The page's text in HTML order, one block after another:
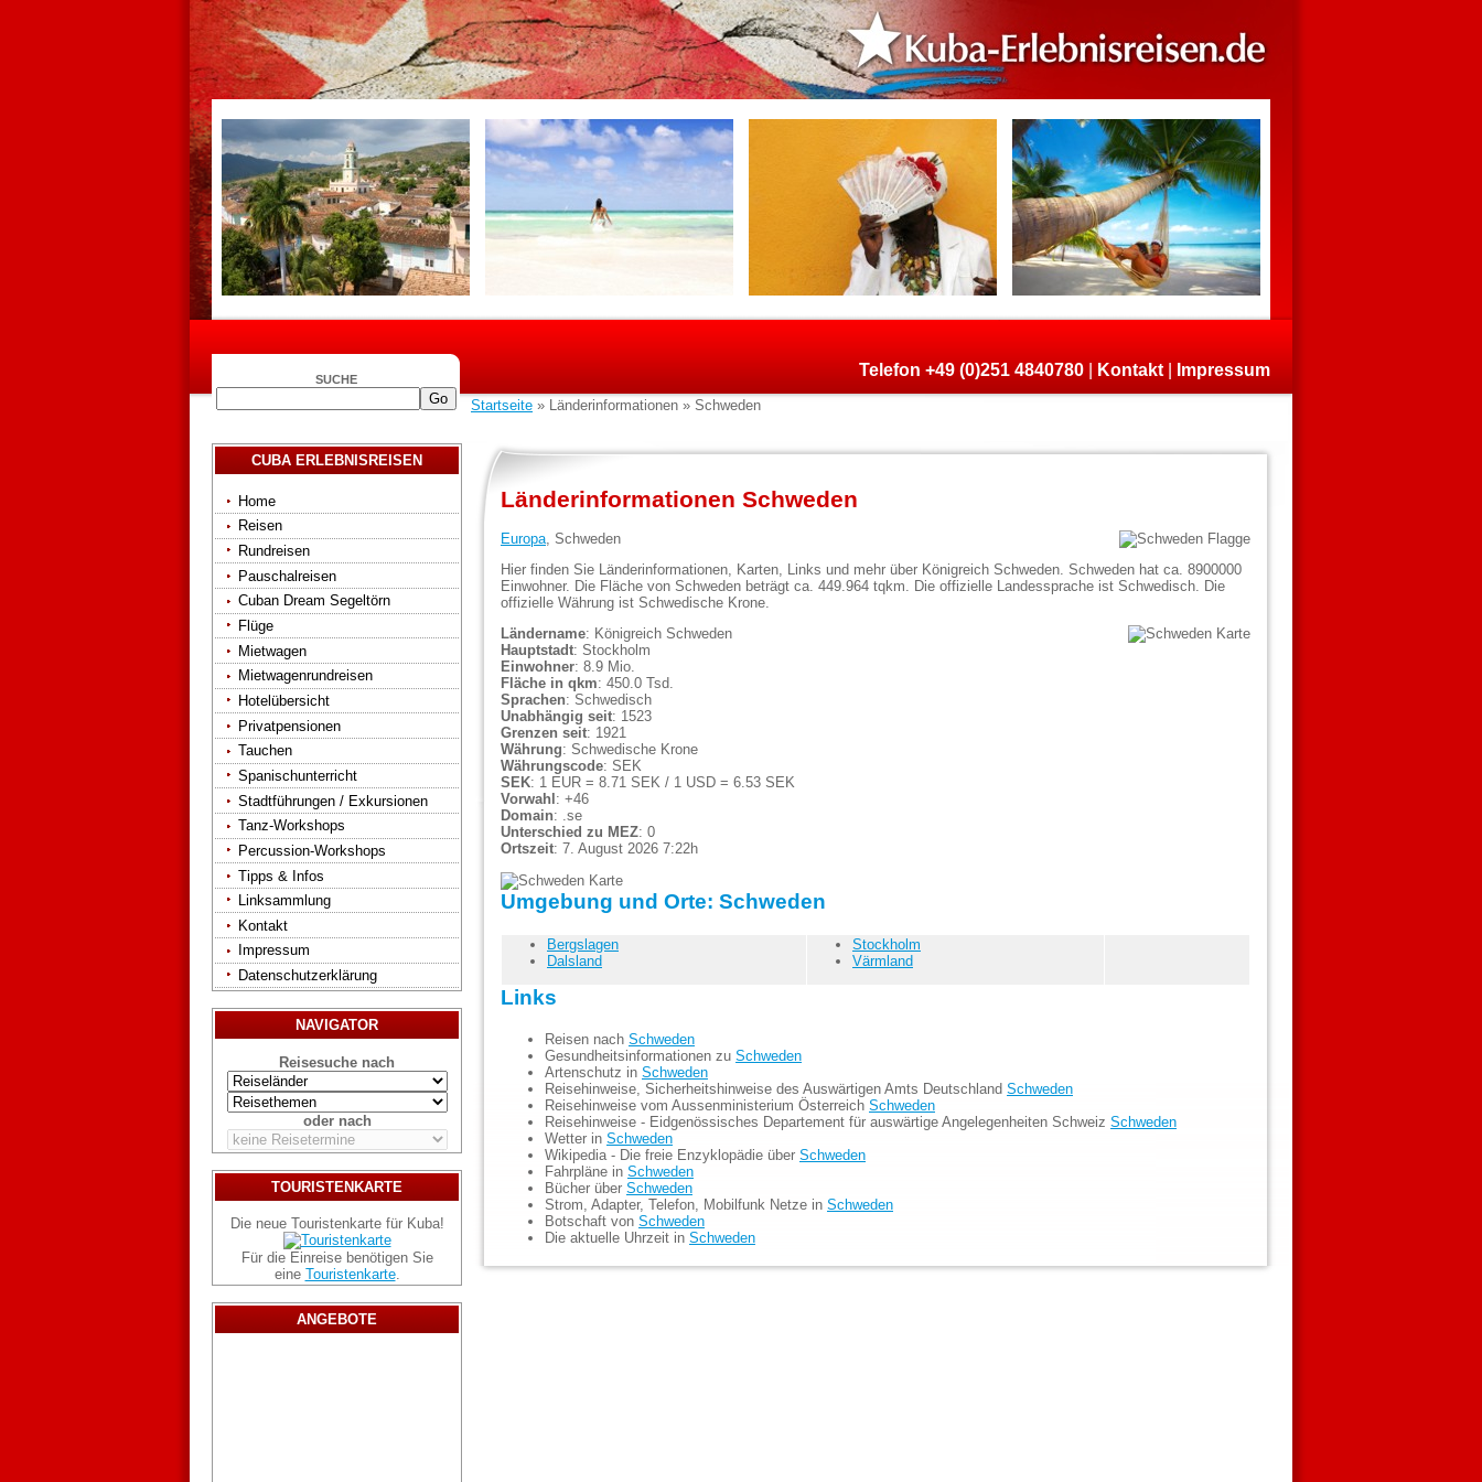
SUCHE Telefon +49 (0)251 4840780 Kontakt Impressum
Startseite » Länderinformationen » Schweden
CUBA ERLEBNISREISEN
Home
Reisen
Rundreisen
Pauschalreisen
Cuban Dream Segeltörn
Flüge
Mietwagen
Mietwagenrundreisen
Hotelübersicht
Privatpensionen
Tauchen
Spanischunterricht
Stadtführungen / Exkursionen
Tanz-Workshops
Percussion-Workshops
Tipps & Infos
Linksammlung
Kontakt
Impressum
Datenschutzerklärung
NAVIGATOR
Reisesuche nach
oder nach
TOURISTENKARTE
Die neue Touristenkarte für Kuba!
Für die Einreise benötigen Sie
eine Touristenkarte.
ANGEBOTE
Länderinformationen Schweden
Europa , Schweden
Hier finden Sie Länderinformationen, Karten, Links und mehr über Königreich Schweden. Schweden hat ca. 8900000
Einwohner. Die Fläche von Schweden beträgt ca. 449.964 tqkm. Die offizielle Landessprache ist Schwedisch. Die
offizielle Währung ist Schwedische Krone.
Ländername: Königreich Schweden
Hauptstadt: Stockholm
Einwohner: 8.9 Mio.
Fläche in qkm: 450.0 Tsd.
Sprachen: Schwedisch
Unabhängig seit: 1523
Grenzen seit: 1921
Währung: Schwedische Krone
Währungscode: SEK
SEK: 1 EUR = 8.71 SEK / 1 USD = 6.53 SEK
Vorwahl : +46
Domain: .se
Unterschied zu MEZ: 0
Ortszeit: 7. August 2026 7:22h
Umgebung und Orte: Schweden
Bergslagen
Dalsland
Stockholm
Värmland
Links
Reisen nach Schweden
Gesundheitsinformationen zu Schweden
Artenschutz in Schweden
Reisehinweise, Sicherheitshinweise des Auswärtigen Amts Deutschland Schweden
Reisehinweise vom Aussenministerium Österreich Schweden
Reisehinweise - Eidgenössisches Departement für auswärtige Angelegenheiten Schweiz Schweden
Wetter in Schweden
Wikipedia - Die freie Enzyklopädie über Schweden
Fahrpläne in Schweden
Bücher über Schweden
Strom, Adapter, Telefon, Mobilfunk Netze in Schweden
Botschaft von Schweden
Die aktuelle Uhrzeit in Schweden